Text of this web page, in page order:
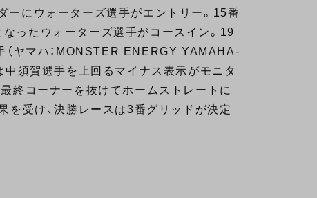
ーにウォーターズ選手がエントリー。15番
ったウォーターズ選手がコースイン。19
ヤマハ：MONSTER ENERGY YAMAHA-
須賀選手を上回るマイナス表示がモニタ
終コーナーを抜けてホームストレートに
受け、決勝レースは3番グリッドが決定